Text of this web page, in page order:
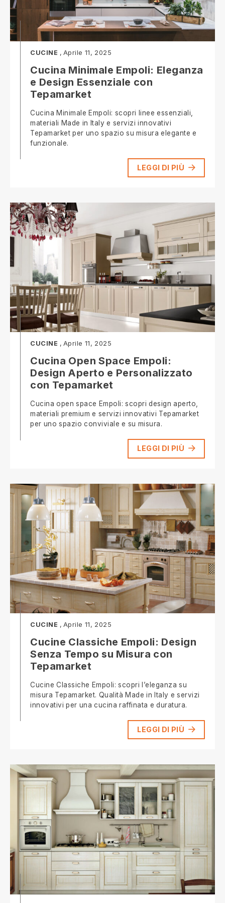
CUCINE Aprile 11, 2025
Cucina Minimale Empoli: Eleganza
e Design Essenziale con
Tepamarket
Cucina Minimale Empoli: scopri linee essenziali,
materiali Made in Italy e servizi innovativi
Tepamarket per uno spazio su misura elegante e
funzionale.
LEGGI DI PIÙ
CUCINE Aprile 11, 2025
Cucina Open Space Empoli:
Design Aperto e Personalizzato
con Tepamarket
Cucina open space Empoli: scopri design aperto,
materiali premium e servizi innovativi Tepamarket
per uno spazio conviviale e su misura.
LEGGI DI PIÙ
CUCINE Aprile 11, 2025
Cucine Classiche Empoli: Design
Senza Tempo su Misura con
Tepamarket
Cucine Classiche Empoli: scopri l’eleganza su
misura Tepamarket. Qualità Made in Italy e servizi
innovativi per una cucina raffinata e duratura.
LEGGI DI PIÙ